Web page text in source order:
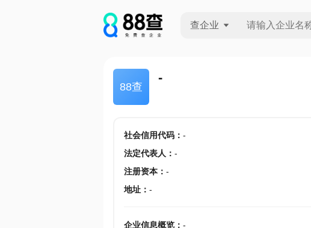
查企业
88查
-
社会信用代码： -
法定代表人 ： -
注册资本： -
地址： -
企业信息概览： -